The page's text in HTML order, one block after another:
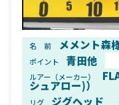
名 前 メメント森
ポイント 青田他
ルアー（メーカー）
シュアロー)）
リグ ジグヘッド